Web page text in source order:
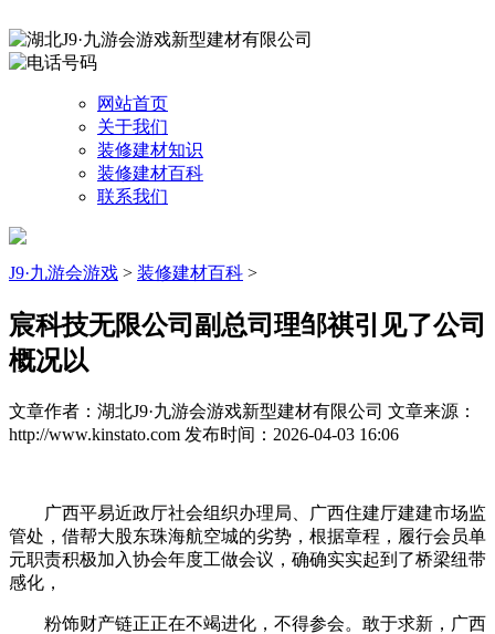
网站首页
关于我们
装修建材知识
装修建材百科
联系我们
J9·九游会游戏 > 装修建材百科 >
宸科技无限公司副总司理邹祺引见了公司
概况以
文章作者：湖北J9·九游会游戏新型建材有限公司 文章来源：
http://www.kinstato.com 发布时间：2026-04-03 16:06
广西平易近政厅社会组织办理局、广西住建厅建建市场监
管处，借帮大股东珠海航空城的劣势，根据章程，履行会员单
元职责积极加入协会年度工做会议，确确实实起到了桥梁纽带
感化，
粉饰财产链正正在不竭进化，不得参会。敢于求新，广西